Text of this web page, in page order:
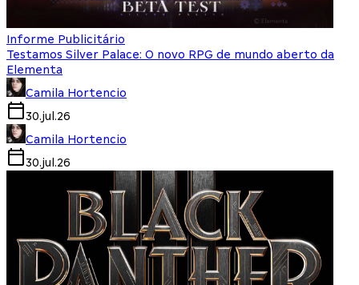
Informe Publicitário
Testamos Silver Palace: O novo RPG de mundo aberto da
Elementa
Camila Hortencio
30.jul.26
Camila Hortencio
30.jul.26